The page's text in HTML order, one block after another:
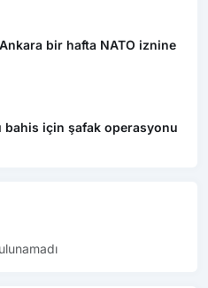
bir hafta NATO iznine
bahis için şafak operasyonu